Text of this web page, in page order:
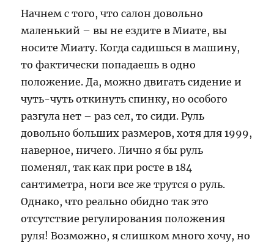
Начнем с того, что салон довольно
маленький – вы не ездите в Миате, вы
носите Миату. Когда садишься в машину,
то фактически попадаешь в одно
положение. Да, можно двигать сидение и
чуть-чуть откинуть спинку, но особого
разгула нет – раз сел, то сиди. Руль
довольно больших размеров, хотя для 1999,
наверное, ничего. Лично я бы руль
поменял, так как при росте в 184
сантиметра, ноги все же трутся о руль.
Однако, что реально обидно так это
отсутствие регулирования положения
руля! Возможно, я слишком много хочу, но